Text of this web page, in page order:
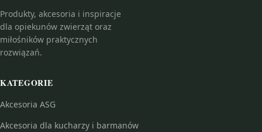
Produkty, akcesoria i inspiracje
dla opiekunów zwierząt oraz
miłośników praktycznych
rozwiązań.
KATEGORIE
Akcesoria ASG
Akcesoria dla kucharzy i barmanów